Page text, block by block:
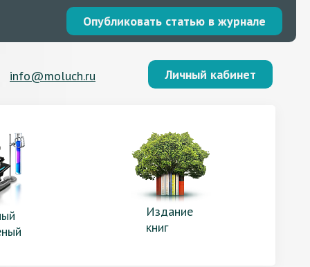
Опубликовать статью в журнале
info@moluch.ru Личный кабинет
Издание
книг